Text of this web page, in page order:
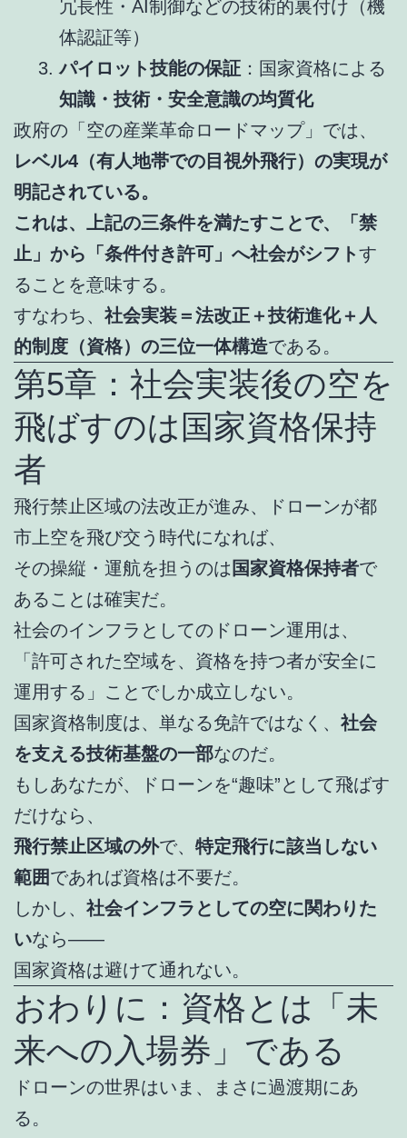
冗長性・AI制御などの技術的裏付け（機
体認証等）
パイロット技能の保証 ：国家資格による
知識・技術・安全意識の均質化
政府の「空の産業革命ロードマップ」では、
レベル4（有人地帯での目視外飛行）の実現が
明記されている。
これは、上記の三条件を満たすことで、「禁
止」から「条件付き許可」へ社会がシフトす
ることを意味する。
すなわち、 社会実装＝法改正＋技術進化＋人
的制度（資格）の三位一体構造である。
第5章：社会実装後の空を
飛ばすのは国家資格保持
者
飛行禁止区域の法改正が進み、ドローンが都
市上空を飛び交う時代になれば、
その操縦・運航を担うのは 国家資格保持者で
あることは確実だ。
社会のインフラとしてのドローン運用は、
「許可された空域を、資格を持つ者が安全に
運用する」ことでしか成立しない。
国家資格制度は、単なる免許ではなく、 社会
を支える技術基盤の一部なのだ。
もしあなたが、ドローンを“趣味”として飛ばす
だけなら、
飛行禁止区域の外で、 特定飛行に該当しない
範囲であれば資格は不要だ。
しかし、 社会インフラとしての空に関わりた
いなら――
国家資格は避けて通れない。
おわりに：資格とは「未
来への入場券」である
ドローンの世界はいま、まさに過渡期にあ
る。